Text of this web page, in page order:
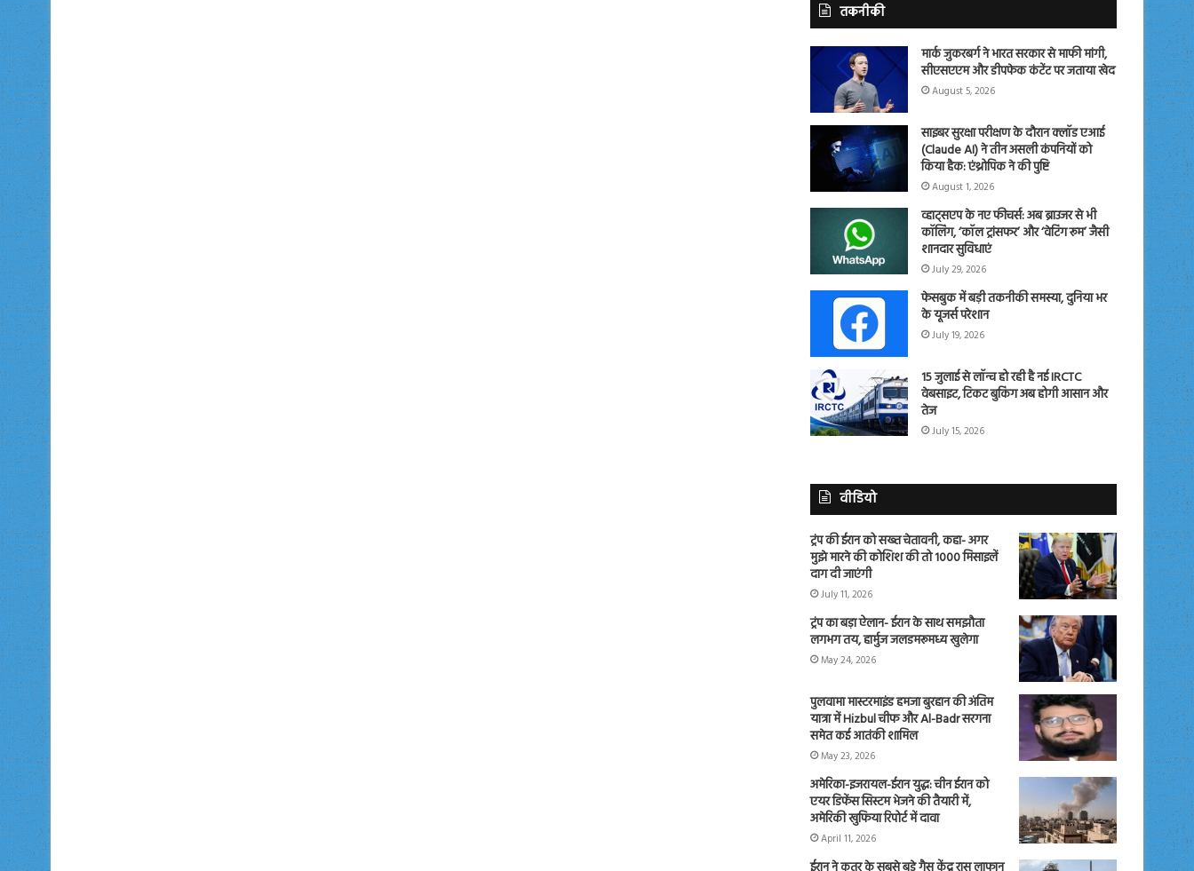
तकनीकी
मार्क जुकरबर्ग ने भारत सरकार से माफी मांगी,
सीएसएएम और डीपफेक कंटेंट पर जताया खेद
August 5, 2026
साइबर सुरक्षा परीक्षण के दौरान क्लॉड एआई
(Claude AI) ने तीन असली कंपनियों को
किया हैक: एंथ्रोपिक ने की पुष्टि
August 1, 2026
व्हाट्सएप के नए फीचर्स: अब ब्राउजर से भी
कॉलिंग, ‘कॉल ट्रांसफर’ और ‘वेटिंग रूम’ जैसी
शानदार सुविधाएं
July 29, 2026
फेसबुक में बड़ी तकनीकी समस्या, दुनिया भर
के यूजर्स परेशान
July 19, 2026
15 जुलाई से लॉन्च हो रही है नई IRCTC
वेबसाइट, टिकट बुकिंग अब होगी आसान और
तेज
July 15, 2026
वीडियो
ट्रंप की ईरान को सख्त चेतावनी, कहा- अगर
मुझे मारने की कोशिश की तो 1000 मिसाइलें
दाग दी जाएंगी
July 11, 2026
ट्रंप का बड़ा ऐलान- ईरान के साथ समझौता
लगभग तय, हार्मुज जलडमरूमध्य खुलेगा
May 24, 2026
पुलवामा मास्टरमाइंड हमजा बुरहान की अंतिम
यात्रा में Hizbul चीफ और Al-Badr सरगना
समेत कई आतंकी शामिल
May 23, 2026
अमेरिका-इजरायल-ईरान युद्ध: चीन ईरान को
एयर डिफेंस सिस्टम भेजने की तैयारी में,
अमेरिकी खुफिया रिपोर्ट में दावा
April 11, 2026